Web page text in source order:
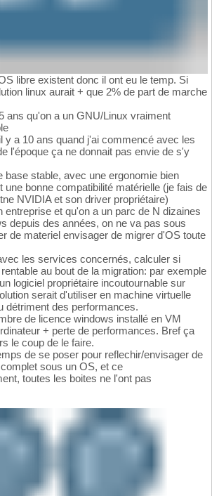
libre existent donc il ont eu le temp. Si
linux aurait + que 2% de part de marche
ans qu'on a un GNU/Linux vraiment
y a 10 ans quand j'ai commencé avec les
l'époque ça ne donnait pas envie de s'y
base stable, avec une ergonomie bien
une bonne compatibilité matérielle (je fais de
NVIDIA et son driver propriétaire)
entreprise et qu'on a un parc de N dizaines
depuis des années, on ne va pas sous
de materiel envisager de migrer d'OS toute
les services concernés, calculer si
au bout de la migration: par exemple
logiciel propriétaire incoutournable sur
serait d'utiliser en machine virtuelle
détriment des performances.
de licence windows installé en VM
+ perte de performances. Bref ça
le coup de le faire.
de se poser pour reflechir/envisager de
sous un OS, et ce
toutes les boites ne l'ont pas